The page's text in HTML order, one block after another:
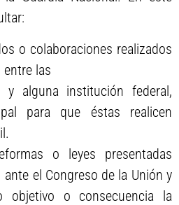
o colaboraciones realizados
las
y alguna institución federal,
para que éstas realicen
o leyes presentadas
el Congreso de la Unión y
objetivo o consecuencia la